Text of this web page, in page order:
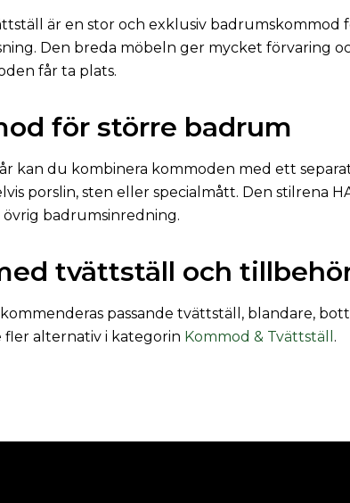
är en stor och exklusiv badrumskommod
Den breda möbeln ger mycket förvaring
får ta plats.
för större badrum
kan du kombinera kommoden med ett
porslin, sten eller specialmått. Den stilrena
badrumsinredning.
tvättställ och
passande tvättställ, blandare,
fler alternativ i kategorin Kommod & Tvättställ .